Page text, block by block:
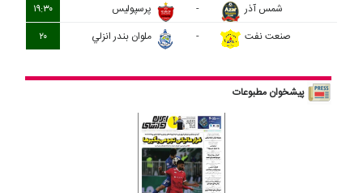
شمس آذر
- پرسپولیس
۱۹:۳۰
صنعت نفت
- ملوان بندر انزلي ۲۰
پیشخوان مطبوعات